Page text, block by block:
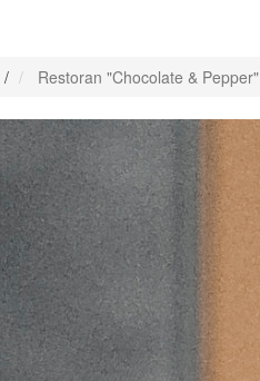
/ Restoran "Chocolate & Pepper"